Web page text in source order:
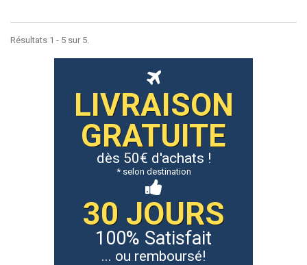
Résultats 1 - 5 sur 5.
LIVRAISON
GRATUITE
dès 50€ d'achats !
* selon destination
30 JOURS
100% Satisfait
... ou remboursé!